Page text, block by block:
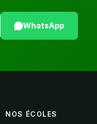
WhatsApp
NOS ÉCOLES